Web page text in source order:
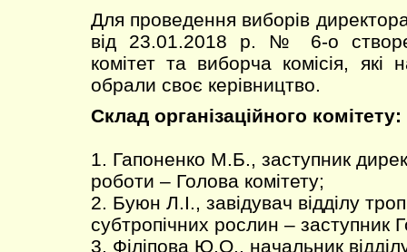
Для проведення виборів
від 23.01.2018 р. № 6-о
комітет та виборча комісія, які
обрали своє керівництво.
Склад організаційного комітету:
1. Гапоненко М.Б., заступник
роботи – Голова комітету;
2. Буюн Л.І., завідувач відділу
субтропічних рослин – заступник
3. Філіпова Ю.О., начальник